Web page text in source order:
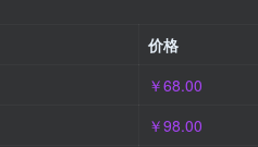
价格
￥68.00
￥98.00